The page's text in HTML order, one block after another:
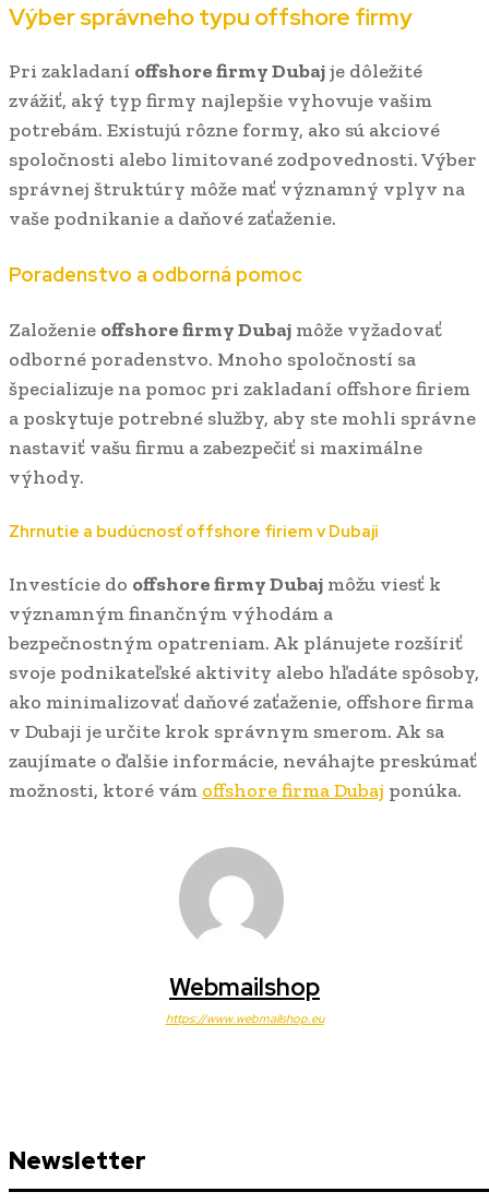
Výber správneho typu offshore firmy
Pri zakladaní offshore firmy Dubajje dôležité
zvážiť, aký typ firmy najlepšie vyhovuje vašim
potrebám. Existujú rôzne formy, ako sú akciové
spoločnosti alebo limitované zodpovednosti. Výber
správnej štruktúry môže mať významný vplyv na
vaše podnikanie a daňové zaťaženie.
Poradenstvo a odborná pomoc
Založenie offshore firmy Dubaj môže vyžadovať
odborné poradenstvo. Mnoho spoločností sa
špecializuje na pomoc pri zakladaní offshore firiem
a poskytuje potrebné služby, aby ste mohli správne
nastaviť vašu firmu a zabezpečiť si maximálne
výhody.
Zhrnutie a budúcnosť offshore firiem v Dubaji
Investície do offshore firmy Dubaj môžu viesť k
významným finančným výhodám a
bezpečnostným opatreniam. Ak plánujete rozšíriť
svoje podnikateľské aktivity alebo hľadáte spôsoby,
ako minimalizovať daňové zaťaženie, offshore firma
v Dubaji je určite krok správnym smerom. Ak sa
zaujímate o ďalšie informácie, neváhajte preskúmať
možnosti, ktoré vám offshore firma Dubaj ponúka.
Webmailshop
https://www.webmailshop.eu
Newsletter